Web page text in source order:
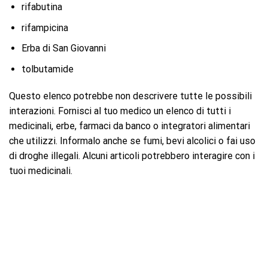
rifabutina
rifampicina
Erba di San Giovanni
tolbutamide
Questo elenco potrebbe non descrivere tutte le possibili
interazioni. Fornisci al tuo medico un elenco di tutti i
medicinali, erbe, farmaci da banco o integratori alimentari
che utilizzi. Informalo anche se fumi, bevi alcolici o fai uso
di droghe illegali. Alcuni articoli potrebbero interagire con i
tuoi medicinali.